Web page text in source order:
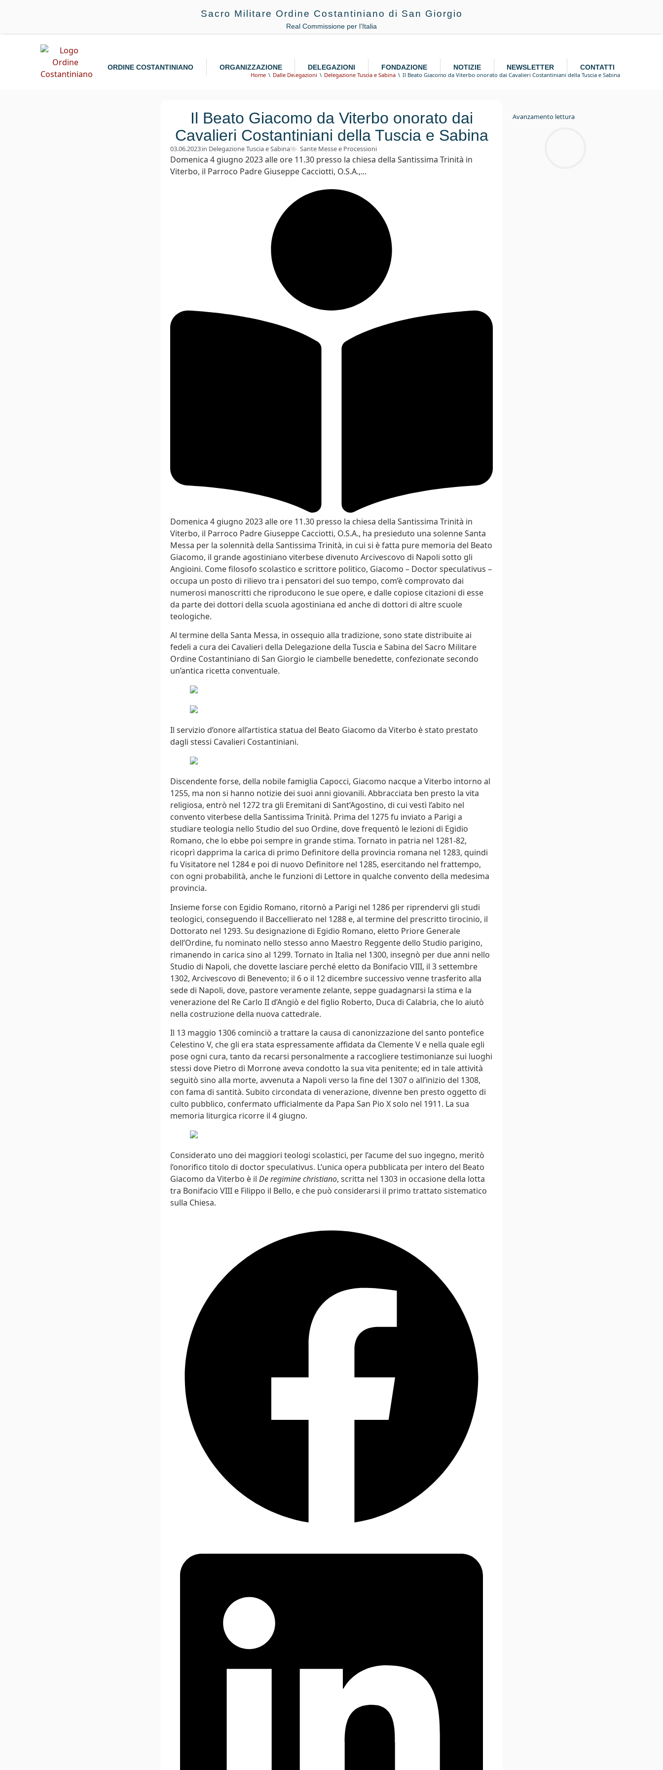
Sacro Militare Ordine Costantiniano di San Giorgio
Real Commissione per l’Italia
ORDINE COSTANTINIANO ORGANIZZAZIONE DELEGAZIONI FONDAZIONE NOTIZIE NEWSLETTER CONTATTI
Home Dalle Delegazioni Delegazione Tuscia e Sabina Il Beato Giacomo da Viterbo onorato dai Cavalieri Costantiniani della Tuscia e Sabina
Il Beato Giacomo da Viterbo onorato dai
Cavalieri Costantiniani della Tuscia e Sabina
03.06.2023in Delegazione Tuscia e Sabina Sante Messe e Processioni
Domenica 4 giugno 2023 alle ore 11.30 presso la chiesa della Santissima Trinità in
Viterbo, il Parroco Padre Giuseppe Cacciotti, O.S.A.,...
Domenica 4 giugno 2023 alle ore 11.30 presso la chiesa della Santissima Trinità in
Viterbo, il Parroco Padre Giuseppe Cacciotti, O.S.A., ha presieduto una solenne Santa
Messa per la solennità della Santissima Trinità, in cui si è fatta pure memoria del Beato
Giacomo, il grande agostiniano viterbese divenuto Arcivescovo di Napoli sotto gli
Angioini. Come filosofo scolastico e scrittore politico, Giacomo – Doctor speculativus –
occupa un posto di rilievo tra i pensatori del suo tempo, com’è comprovato dai
numerosi manoscritti che riproducono le sue opere, e dalle copiose citazioni di esse
da parte dei dottori della scuola agostiniana ed anche di dottori di altre scuole
teologiche.
Al termine della Santa Messa, in ossequio alla tradizione, sono state distribuite ai
fedeli a cura dei Cavalieri della Delegazione della Tuscia e Sabina del Sacro Militare
Ordine Costantiniano di San Giorgio le ciambelle benedette, confezionate secondo
un’antica ricetta conventuale.
Il servizio d’onore all’artistica statua del Beato Giacomo da Viterbo è stato prestato
dagli stessi Cavalieri Costantiniani.
Discendente forse, della nobile famiglia Capocci, Giacomo nacque a Viterbo intorno al
1255, ma non si hanno notizie dei suoi anni giovanili. Abbracciata ben presto la vita
religiosa, entrò nel 1272 tra gli Eremitani di Sant’Agostino, di cui vestì l’abito nel
convento viterbese della Santissima Trinità. Prima del 1275 fu inviato a Parigi a
studiare teologia nello Studio del suo Ordine, dove frequentò le lezioni di Egidio
Romano, che lo ebbe poi sempre in grande stima. Tornato in patria nel 1281-82,
ricoprì dapprima la carica di primo Definitore della provincia romana nel 1283, quindi
fu Visitatore nel 1284 e poi di nuovo Definitore nel 1285, esercitando nel frattempo,
con ogni probabilità, anche le funzioni di Lettore in qualche convento della medesima
provincia.
Insieme forse con Egidio Romano, ritornò a Parigi nel 1286 per riprendervi gli studi
teologici, conseguendo il Baccellierato nel 1288 e, al termine del prescritto tirocinio, il
Dottorato nel 1293. Su designazione di Egidio Romano, eletto Priore Generale
dell’Ordine, fu nominato nello stesso anno Maestro Reggente dello Studio parigino,
rimanendo in carica sino al 1299. Tornato in Italia nel 1300, insegnò per due anni nello
Studio di Napoli, che dovette lasciare perché eletto da Bonifacio VIII, il 3 settembre
1302, Arcivescovo di Benevento; il 6 o il 12 dicembre successivo venne trasferito alla
sede di Napoli, dove, pastore veramente zelante, seppe guadagnarsi la stima e la
venerazione del Re Carlo II d’Angiò e del figlio Roberto, Duca di Calabria, che lo aiutò
nella costruzione della nuova cattedrale.
Il 13 maggio 1306 cominciò a trattare la causa di canonizzazione del santo pontefice
Celestino V, che gli era stata espressamente affidata da Clemente V e nella quale egli
pose ogni cura, tanto da recarsi personalmente a raccogliere testimonianze sui luoghi
stessi dove Pietro di Morrone aveva condotto la sua vita penitente; ed in tale attività
seguitò sino alla morte, avvenuta a Napoli verso la fine del 1307 o all’inizio del 1308,
con fama di santità. Subito circondata di venerazione, divenne ben presto oggetto di
culto pubblico, confermato ufficialmente da Papa San Pio X solo nel 1911. La sua
memoria liturgica ricorre il 4 giugno.
Considerato uno dei maggiori teologi scolastici, per l’acume del suo ingegno, meritò
l’onorifico titolo di doctor speculativus. L’unica opera pubblicata per intero del Beato
Giacomo da Viterbo è il De regimine christiano, scritta nel 1303 in occasione della lotta
tra Bonifacio VIII e Filippo il Bello, e che può considerarsi il primo trattato sistematico
sulla Chiesa.
Avanzamento lettura